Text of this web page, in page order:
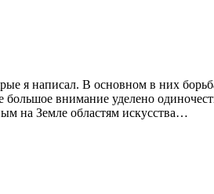
я написал. В основном в них
внимание уделено
на Земле областям искусства…